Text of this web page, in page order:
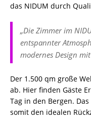
das NIDUM durch
„Die Zimmer im
entspannter
modernes Design
Der 1.500 qm große
ab. Hier finden Gäste
Tag in den Bergen.
somit den idealen